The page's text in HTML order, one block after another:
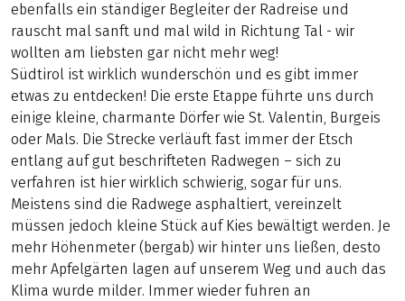
ebenfalls ein ständiger Begleiter der Radreise und
rauscht mal sanft und mal wild in Richtung Tal - wir
wollten am liebsten gar nicht mehr weg!
Südtirol ist wirklich wunderschön und es gibt immer
etwas zu entdecken! Die erste Etappe führte uns durch
einige kleine, charmante Dörfer wie St. Valentin, Burgeis
oder Mals. Die Strecke verläuft fast immer der Etsch
entlang auf gut beschrifteten Radwegen – sich zu
verfahren ist hier wirklich schwierig, sogar für uns.
Meistens sind die Radwege asphaltiert, vereinzelt
müssen jedoch kleine Stück auf Kies bewältigt werden. Je
mehr Höhenmeter (bergab) wir hinter uns ließen, desto
mehr Apfelgärten lagen auf unserem Weg und auch das
Klima wurde milder. Immer wieder fuhren an